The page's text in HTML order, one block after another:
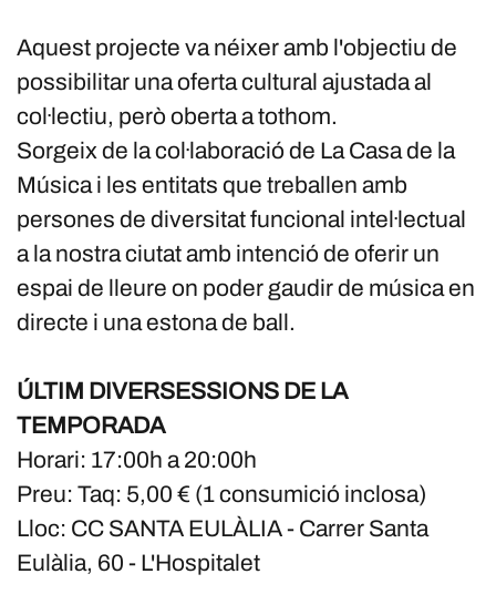
Aquest projecte va néixer amb l'objectiu de
possibilitar una oferta cultural ajustada al
col·lectiu, però oberta a tothom.
Sorgeix de la col·laboració de La Casa de la
Música i les entitats que treballen amb
persones de diversitat funcional intel·lectual
a la nostra ciutat amb intenció de oferir un
espai de lleure on poder gaudir de música en
directe i una estona de ball.
ÚLTIM DIVERSESSIONS DE LA
TEMPORADA
Horari: 17:00h a 20:00h
Preu: Taq: 5,00 € (1 consumició inclosa)
Lloc: CC SANTA EULÀLIA - Carrer Santa
Eulàlia, 60 - L'Hospitalet